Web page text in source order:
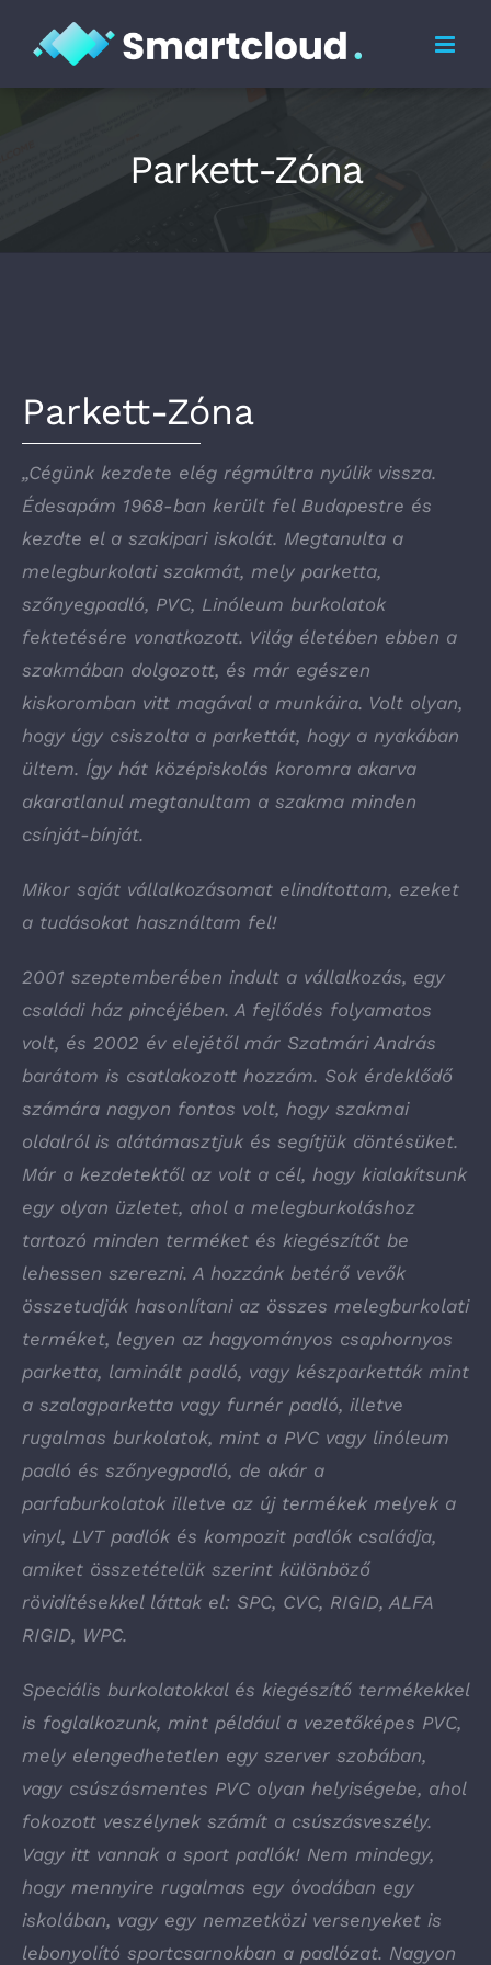
Parkett-Zóna
Parkett-Zóna
„Cégünk kezdete elég régmúltra nyúlik vissza.
Édesapám 1968-ban került fel Budapestre és
kezdte el a szakipari iskolát. Megtanulta a
melegburkolati szakmát, mely parketta,
szőnyegpadló, PVC, Linóleum burkolatok
fektetésére vonatkozott. Világ életében ebben a
szakmában dolgozott, és már egészen
kiskoromban vitt magával a munkáira. Volt olyan,
hogy úgy csiszolta a parkettát, hogy a nyakában
ültem. Így hát középiskolás koromra akarva
akaratlanul megtanultam a szakma minden
csínját-bínját.
Mikor saját vállalkozásomat elindítottam, ezeket
a tudásokat használtam fel!
2001 szeptemberében indult a vállalkozás, egy
családi ház pincéjében. A fejlődés folyamatos
volt, és 2002 év elejétől már Szatmári András
barátom is csatlakozott hozzám. Sok érdeklődő
számára nagyon fontos volt, hogy szakmai
oldalról is alátámasztjuk és segítjük döntésüket.
Már a kezdetektől az volt a cél, hogy kialakítsunk
egy olyan üzletet, ahol a melegburkoláshoz
tartozó minden terméket és kiegészítőt be
lehessen szerezni. A hozzánk betérő vevők
összetudják hasonlítani az összes melegburkolati
terméket, legyen az hagyományos csaphornyos
parketta, laminált padló, vagy készparketták mint
a szalagparketta vagy furnér padló, illetve
rugalmas burkolatok, mint a PVC vagy linóleum
padló és szőnyegpadló, de akár a
parfaburkolatok illetve az új termékek melyek a
vinyl, LVT padlók és kompozit padlók családja,
amiket összetételük szerint különböző
rövidítésekkel láttak el: SPC, CVC, RIGID, ALFA
RIGID, WPC.
Speciális burkolatokkal és kiegészítő termékekkel
is foglalkozunk, mint például a vezetőképes PVC,
mely elengedhetetlen egy szerver szobában,
vagy csúszásmentes PVC olyan helyiségebe, ahol
fokozott veszélynek számít a csúszásveszély.
Vagy itt vannak a sport padlók! Nem mindegy,
hogy mennyire rugalmas egy óvodában egy
iskolában, vagy egy nemzetközi versenyeket is
lebonyolító sportcsarnokban a padlózat. Nagyon